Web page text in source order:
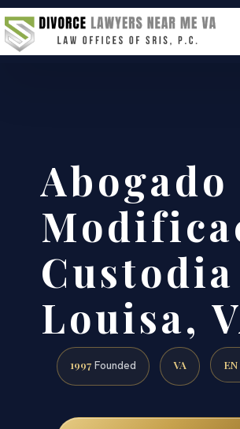
Abogado
Louisa,
1997 Founded VA EN